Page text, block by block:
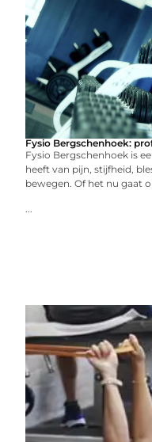
Fysio Bergschenhoek:
Fysio Bergschenhoek is
heeft van pijn, stijfheid,
bewegen. Of het nu gaat
...